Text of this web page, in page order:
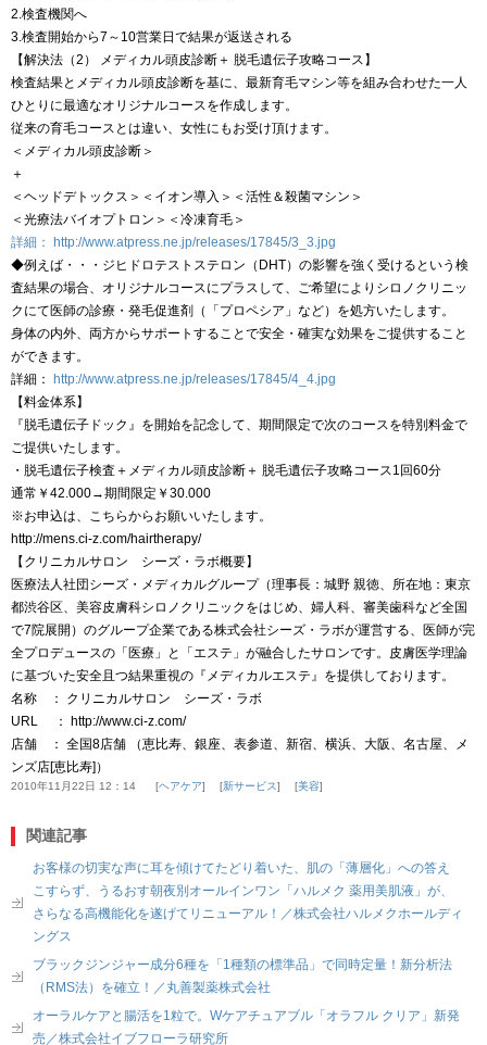
2.検査機関へ
3.検査開始から7～10営業日で結果が返送される
【解決法（2） メディカル頭皮診断＋ 脱毛遺伝子攻略コース】
検査結果とメディカル頭皮診断を基に、最新育毛マシン等を組み合わせた一人
ひとりに最適なオリジナルコースを作成します。
従来の育毛コースとは違い、女性にもお受け頂けます。
＜メディカル頭皮診断＞
＋
＜ヘッドデトックス＞＜イオン導入＞＜活性＆殺菌マシン＞
＜光療法バイオプトロン＞＜冷凍育毛＞
詳細：
http://www.atpress.ne.jp/releases/17845/3_3.jpg
◆例えば・・・ジヒドロテストステロン（DHT）の影響を強く受けるという検
査結果の場合、オリジナルコースにプラスして、ご希望によりシロノクリニッ
クにて医師の診療・発毛促進剤（「プロペシア」など）を処方いたします。
身体の内外、両方からサポートすることで安全・確実な効果をご提供すること
ができます。
詳細：
http://www.atpress.ne.jp/releases/17845/4_4.jpg
【料金体系】
『脱毛遺伝子ドック』を開始を記念して、期間限定で次のコースを特別料金で
ご提供いたします。
・脱毛遺伝子検査＋メディカル頭皮診断＋ 脱毛遺伝子攻略コース1回60分
通常￥42.000→期間限定￥30.000
※お申込は、こちらからお願いいたします。
http://mens.ci-z.com/hairtherapy/
【クリニカルサロン シーズ・ラボ概要】
医療法人社団シーズ・メディカルグループ（理事長：城野 親徳、所在地：東京
都渋谷区、美容皮膚科シロノクリニックをはじめ、婦人科、審美歯科など全国
で7院展開）のグループ企業である株式会社シーズ・ラボが運営する、医師が完
全プロデュースの「医療」と「エステ」が融合したサロンです。皮膚医学理論
に基づいた安全且つ結果重視の『メディカルエステ』を提供しております。
名称 ： クリニカルサロン シーズ・ラボ
URL ： http://www.ci-z.com/
店舗 ： 全国8店舗 （恵比寿、銀座、表参道、新宿、横浜、大阪、名古屋、メ
ンズ店[恵比寿]）
2010年11月22日 12：14 ヘアケア 新サービス 美容
関連記事
お客様の切実な声に耳を傾けてたどり着いた、肌の「薄層化」への答え
こすらず、うるおす朝夜別オールインワン「ハルメク 薬用美肌液」が、
さらなる高機能化を遂げてリニューアル！／株式会社ハルメクホールディ
ングス
ブラックジンジャー成分6種を「1種類の標準品」で同時定量！新分析法
（RMS法）を確立！／丸善製薬株式会社
オーラルケアと腸活を1粒で。Wケアチュアブル「オラフル クリア」新発
売／株式会社イブフローラ研究所